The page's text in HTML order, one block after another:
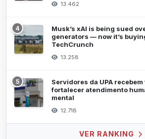
13.462
4
Musk’s xAI is being sued
generators — now it’s
TechCrunch
13.258
5
Servidores da UPA
fortalecer atendimento
mental
12.718
VER RANKING